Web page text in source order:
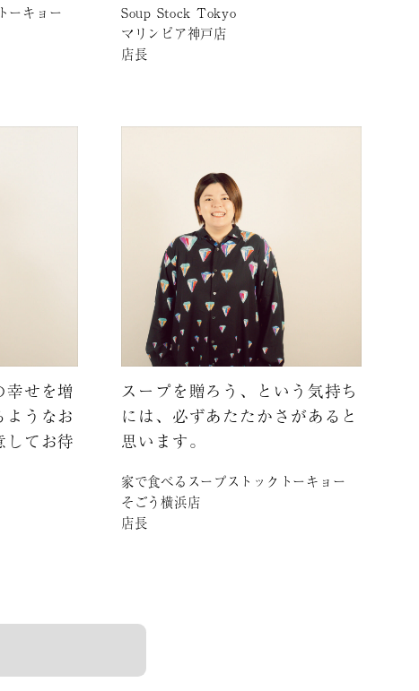
ーキョー
Soup Stock Tokyo
マリンピア神戸店
店長
幸せを増
うなお
してお待
スープを贈ろう、という気持ち
には、必ずあたたかさがあると
思います。
家で食べるスープストックトーキョー
そごう横浜店
店長